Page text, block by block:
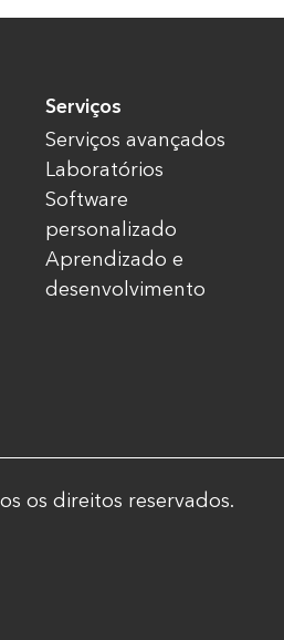
Serviços
Serviços avançados
Laboratórios
Software
personalizado
Aprendizado e
desenvolvimento
os direitos reservados.